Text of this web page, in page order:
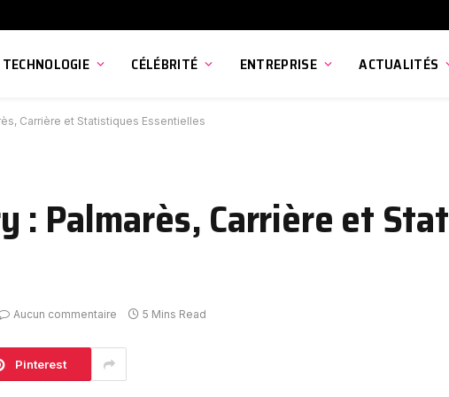
TECHNOLOGIE CÉLÉBRITÉ ENTREPRISE ACTUALITÉS
Carrière et Statistiques Essentielles
: Palmarès, Carrière et
Aucun commentaire 5 Mins Read
Pinterest